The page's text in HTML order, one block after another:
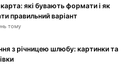
які бувають формати і як
правильний варіант
тому
з річницею шлюбу: картинки та